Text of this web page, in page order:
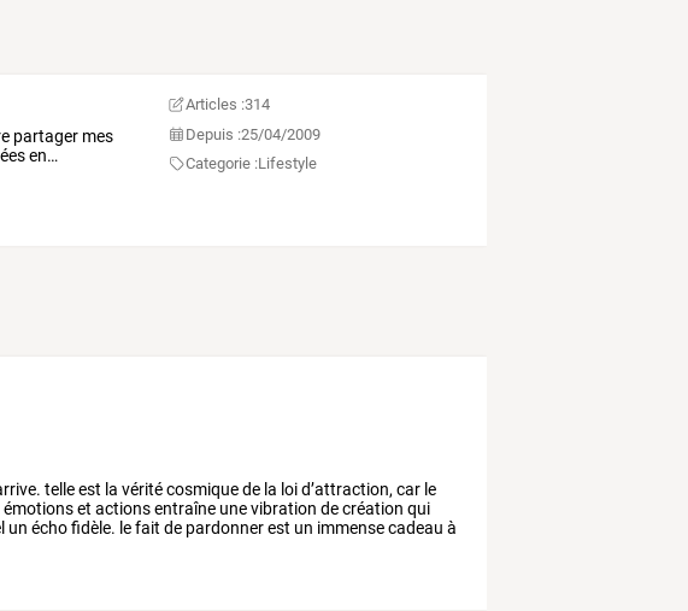
partagermes
en…
Articles :314
Depuis :25/04/2009
Categorie :Lifestyle
telleest la véritécosmiquede la loid’attraction, car le
émotionset actionsentraîne unevibration decréation qui
un échofidèle. lefait de pardonnerest un immensecadeau à